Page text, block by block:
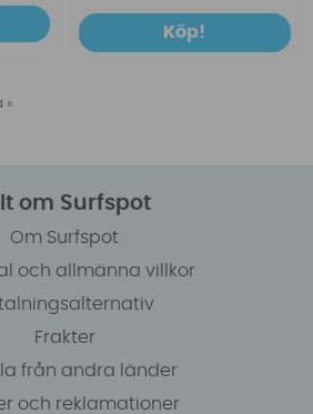
Köp!
»
om Surfspot
Om Surfspot
och allmänna villkor
Frakter
från andra länder
och reklamationer